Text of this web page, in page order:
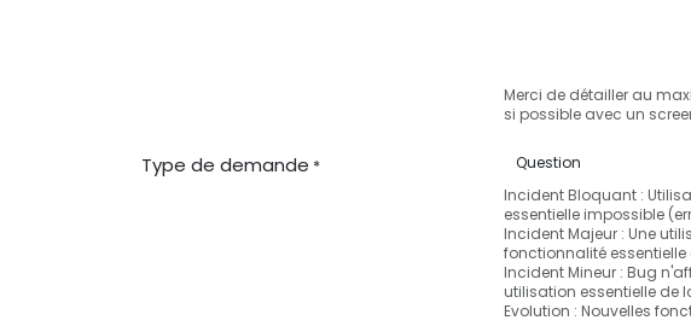
Merci de détailler au
si possible avec un
Type de demande *
Incident Bloquant :
essentielle impossible
Incident Majeur : Une
fonctionnalité
Incident Mineur : Bug
utilisation essentielle de
Evolution : Nouvelles